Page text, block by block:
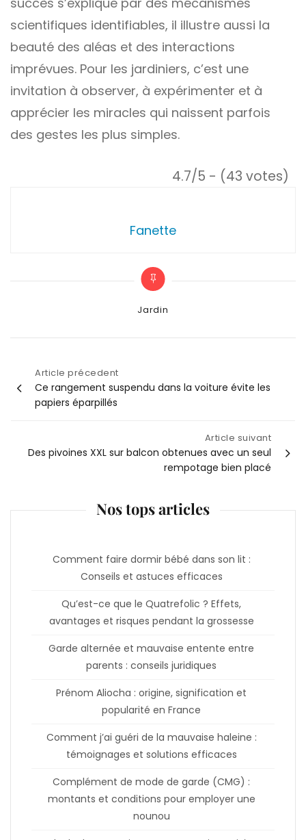
scientifiques identifiables, il illustre aussi la
beauté des aléas et des interactions
imprévues. Pour les jardiniers, c’est une
invitation à observer, à expérimenter et à
apprécier les miracles qui naissent parfois
des gestes les plus simples.
4.7/5 - (43 votes)
Fanette
Categories
Jardin
Navigation
l’article
Article précedent
Ce rangement suspendu dans la voiture évite les
papiers éparpillés
Article suivant
Des pivoines XXL sur balcon obtenues avec un seul
rempotage bien placé
Nos tops articles
Comment faire dormir bébé dans son lit :
Conseils et astuces efficaces
Qu’est-ce que le Quatrefolic ? Effets,
avantages et risques pendant la grossesse
Garde alternée et mauvaise entente entre
parents : conseils juridiques
Prénom Aliocha : origine, signification et
popularité en France
Comment j’ai guéri de la mauvaise haleine :
témoignages et solutions efficaces
Complément de mode de garde (CMG) :
montants et conditions pour employer une
nounou